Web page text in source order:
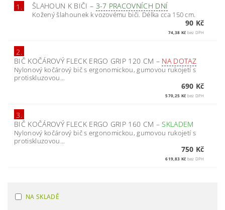
1. ŠLAHOUN K BIČI – 3-7 PRACOVNÍCH DNÍ
Kožený šlahounek k vozovému biči. Délka cca 150 cm.
90 Kč
74,38 Kč bez DPH
2.
BIČ KOČÁROVÝ FLECK ERGO GRIP 120 CM – NA DOTAZ
Nylonový kočárový bič s ergonomickou, gumovou rukojetí s
protiskluzovou...
690 Kč
570,25 Kč bez DPH
3.
BIČ KOČÁROVÝ FLECK ERGO GRIP 160 CM – SKLADEM
Nylonový kočárový bič s ergonomickou, gumovou rukojetí s
protiskluzovou...
750 Kč
619,83 Kč bez DPH
NA SKLADĚ